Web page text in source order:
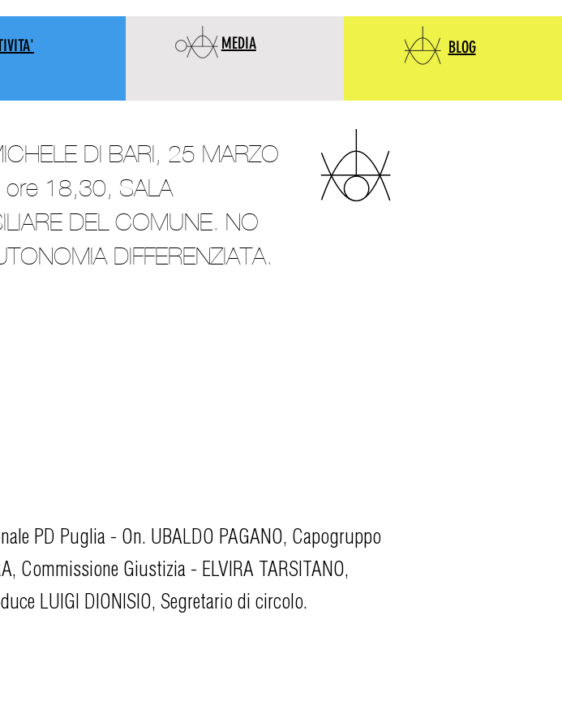
MEDIA BLOG
DI BARI, 25 MARZO
18,30, SALA
DEL COMUNE. NO
DIFFERENZIATA.
PD Puglia - On. UBALDO PAGANO, Capogruppo
Commissione Giustizia - ELVIRA TARSITANO,
LUIGI DIONISIO, Segretario di circolo.